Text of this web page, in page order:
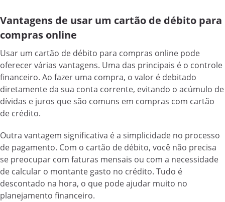
Vantagens de usar um cartão de débito para
compras online
Usar um cartão de débito para compras online pode
oferecer várias vantagens. Uma das principais é o controle
financeiro. Ao fazer uma compra, o valor é debitado
diretamente da sua conta corrente, evitando o acúmulo de
dívidas e juros que são comuns em compras com cartão
de crédito.
Outra vantagem significativa é a simplicidade no processo
de pagamento. Com o cartão de débito, você não precisa
se preocupar com faturas mensais ou com a necessidade
de calcular o montante gasto no crédito. Tudo é
descontado na hora, o que pode ajudar muito no
planejamento financeiro.